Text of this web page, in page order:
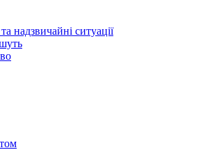
надзвичайні ситуації